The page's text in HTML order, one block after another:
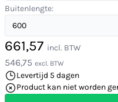
Buitenlengte:
661,57 incl. BTW
546,75 excl. BTW
Levertijd 5 dagen
Product kan niet worden